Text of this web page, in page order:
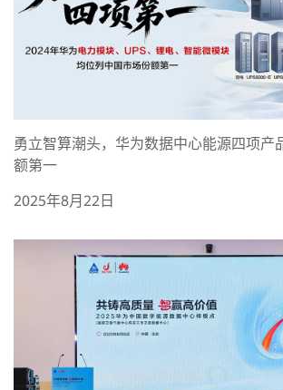
勇立智算潮头，华为数据中心能源四项产
额第一
2025年8月22日